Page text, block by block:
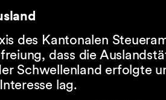
des Kantonalen
dass die
Schwellenland erfolgte
lag.